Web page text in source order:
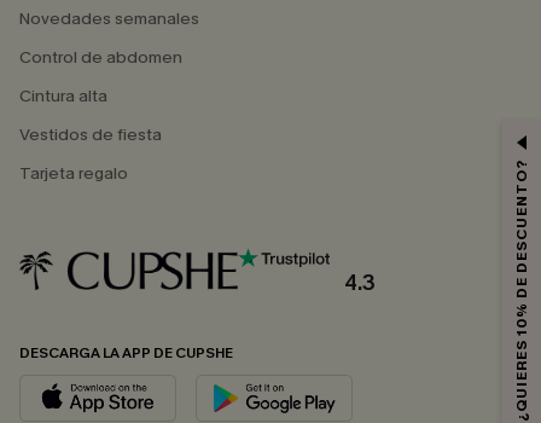
Novedades semanales
Control de abdomen
Cintura alta
Vestidos de fiesta
Tarjeta regalo
4.3
DESCARGA LA APP DE CUPSHE ¿QUIERES 10% DE DESCUENTO?